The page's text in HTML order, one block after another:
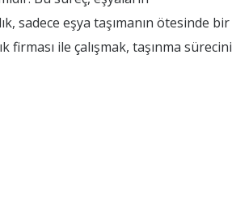
sadece eşya taşımanın ötesinde bir
firması ile çalışmak, taşınma sürecini